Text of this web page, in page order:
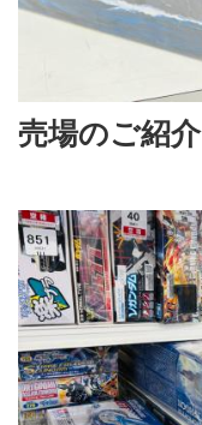
売場のご紹介